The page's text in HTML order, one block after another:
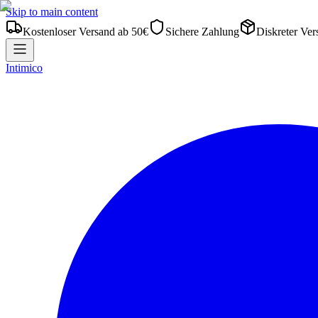
Skip to main content
Kostenloser Versand ab 50€
Sichere Zahlung Diskreter
Intimico